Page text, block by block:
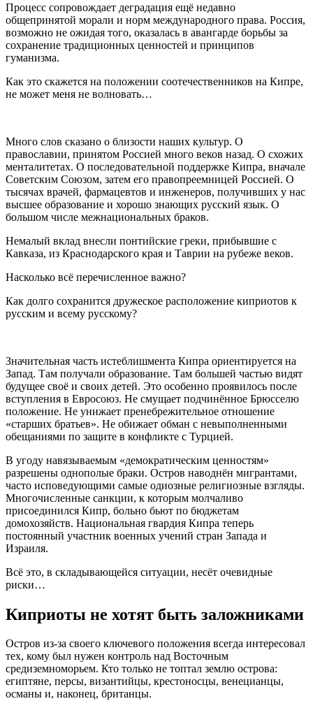
Процесс сопровождает деградация ещё недавно
общепринятой морали и норм международного права. Россия,
возможно не ожидая того, оказалась в авангарде борьбы за
сохранение традиционных ценностей и принципов
гуманизма.
Как это скажется на положении соотечественников на Кипре,
не может меня не волновать…
Много слов сказано о близости наших культур. О
православии, принятом Россией много веков назад. О схожих
менталитетах. О последовательной поддержке Кипра, вначале
Советским Союзом, затем его правопреемницей Россией. О
тысячах врачей, фармацевтов и инженеров, получивших у нас
высшее образование и хорошо знающих русский язык. О
большом числе межнациональных браков.
Немалый вклад внесли понтийские греки, прибывшие с
Кавказа, из Краснодарского края и Таврии на рубеже веков.
Насколько всё перечисленное важно?
Как долго сохранится дружеское расположение киприотов к
русским и всему русскому?
Значительная часть истеблишмента Кипра ориентируется на
Запад. Там получали образование. Там большей частью видят
будущее своё и своих детей. Это особенно проявилось после
вступления в Евросоюз. Не смущает подчинённое Брюсселю
положение. Не унижает пренебрежительное отношение
«старших братьев». Не обижает обман с невыполненными
обещаниями по защите в конфликте с Турцией.
В угоду навязываемым «демократическим ценностям»
разрешены однополые браки. Остров наводнён мигрантами,
часто исповедующими самые одиозные религиозные взгляды.
Многочисленные санкции, к которым молчаливо
присоединился Кипр, больно бьют по бюджетам
домохозяйств. Национальная гвардия Кипра теперь
постоянный участник военных учений стран Запада и
Израиля.
Всё это, в складывающейся ситуации, несёт очевидные
риски…
Киприоты не хотят быть заложниками
Остров из-за своего ключевого положения всегда интересовал
тех, кому был нужен контроль над Восточным
средиземноморьем. Кто только не топтал землю острова:
египтяне, персы, византийцы, крестоносцы, венецианцы,
османы и, наконец, британцы.